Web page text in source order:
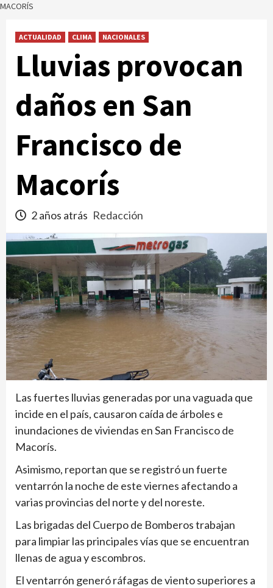
MACORÍS
ACTUALIDAD CLIMA NACIONALES
Lluvias provocan
daños en San
Francisco de
Macorís
2 años atrás Redacción
Las fuertes lluvias generadas por una vaguada que
incide en el país, causaron caída de árboles e
inundaciones de viviendas en San Francisco de
Macorís.
Asimismo, reportan que se registró un fuerte
ventarrón la noche de este viernes afectando a
varias provincias del norte y del noreste.
Las brigadas del Cuerpo de Bomberos trabajan
para limpiar las principales vías que se encuentran
llenas de agua y escombros.
El ventarrón generó ráfagas de viento superiores a